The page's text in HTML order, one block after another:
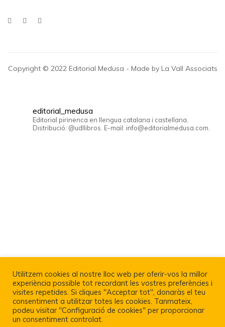
Copyright © 2022 Editorial Medusa - Made by La Vall Associats
editorial_medusa
Editorial pirinenca en llengua catalana i castellana.
Distribució: @udllibros. E-mail: info@editorialmedusa.com.
Utilitzem cookies al nostre lloc web per oferir-vos la millor
experiència possible tot recordant les vostres preferències i
visites repetides. Si cliques "Acceptar tot", donaràs el teu
consentiment a utilitzar totes les cookies. Tanmateix,
podeu visitar "Configuració de cookies" per proporcionar
un consentiment controlat.